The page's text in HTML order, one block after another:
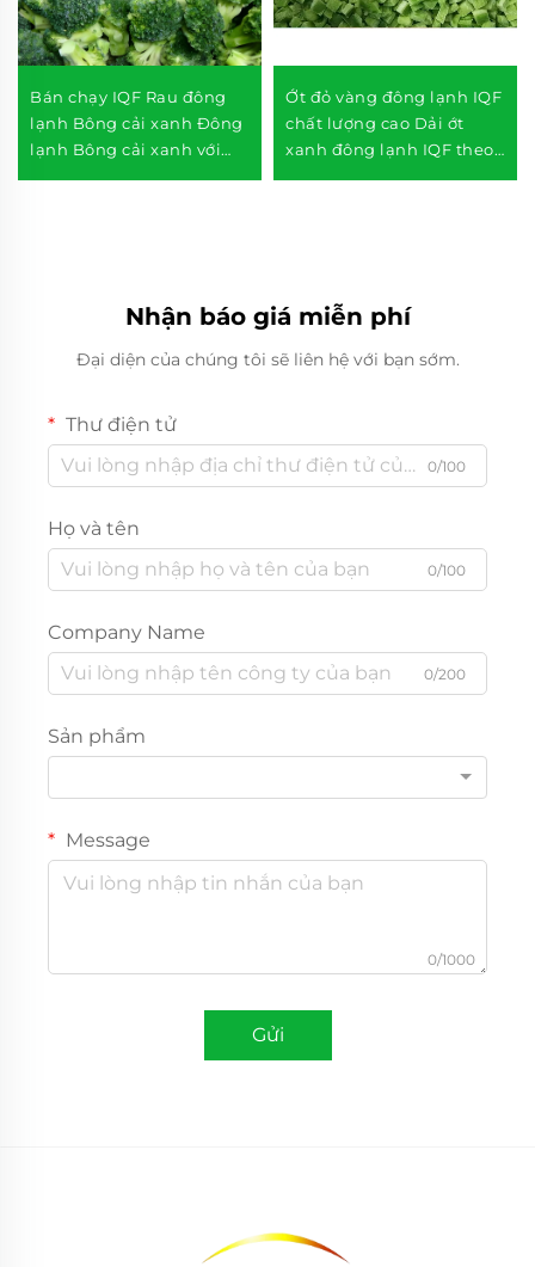
Bán chạy IQF Rau đông
lạnh Bông cải xanh Đông
lạnh Bông cải xanh với
Ớt đỏ vàng đông lạnh IQF
chất lượng cao Dải ớt
xanh đông lạnh IQF theo
Nhận báo giá miễn phí
Đại diện của chúng tôi sẽ liên hệ với bạn sớm.
Thư điện tử
0/100
Họ và tên
0/100
Company Name
0/200
Sản phẩm
Message
0/1000
Gửi